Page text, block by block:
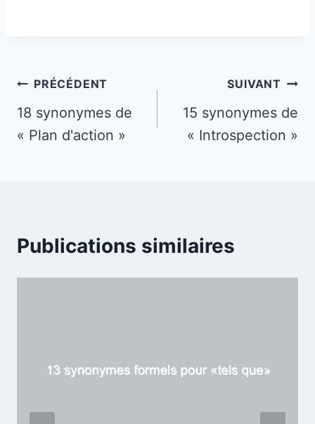
Navigation
de
l’article
PRÉCÉDENT
18 synonymes de
« Plan d'action »
SUIVANT
15 synonymes de
« Introspection »
Publications similaires